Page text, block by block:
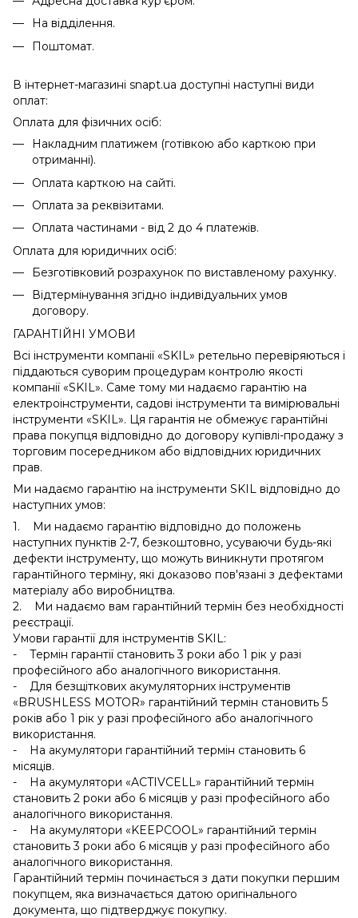
На відділення.
Поштомат.
В інтернет-магазині snapt.ua доступні наступні види
оплат:
Оплата для фізичних осіб:
Накладним платижем (готівкою або карткою при
отриманні).
Оплата карткою на сайті.
Оплата за реквізитами.
Оплата частинами - від 2 до 4 платежів.
Оплата для юридичних осіб:
Безготівковий розрахунок по виставленому рахунку.
Відтермінування згідно індивідуальних умов
договору.
ГАРАНТІЙНІ УМОВИ
Всі інструменти компанії «SKIL» ретельно перевіряються і
піддаються суворим процедурам контролю якості
компанії «SKIL». Саме тому ми надаємо гарантію на
електроінструменти, садові інструменти та вимірювальні
інструменти «SKIL». Ця гарантія не обмежує гарантійні
права покупця відповідно до договору купівлі-продажу з
торговим посередником або відповідних юридичних
прав.
Ми надаємо гарантію на інструменти SKIL відповідно до
наступних умов:
1. Ми надаємо гарантію відповідно до положень
наступних пунктів 2-7, безкоштовно, усуваючи будь-які
дефекти інструменту, що можуть виникнути протягом
гарантійного терміну, які доказово пов'язані з дефектами
матеріалу або виробництва.
2. Ми надаємо вам гарантійний термін без необхідності
реєстрації.
Умови гарантії для інструментів SKIL:
- Термін гарантії становить 3 роки або 1 рік у разі
професійного або аналогічного використання.
- Для безщіткових акумуляторних інструментів
«BRUSHLESS MOTOR» гарантійний термін становить 5
років або 1 рік у разі професійного або аналогічного
використання.
- На акумулятори гарантійний термін становить 6
місяців.
- На акумулятори «ACTIVCELL» гарантійний термін
становить 2 роки або 6 місяців у разі професійного або
аналогічного використання.
- На акумулятори «KEEPCOOL» гарантійний термін
становить 3 роки або 6 місяців у разі професійного або
аналогічного використання.
Гарантійний термін починається з дати покупки першим
покупцем, яка визначається датою оригінального
документа, що підтверджує покупку.